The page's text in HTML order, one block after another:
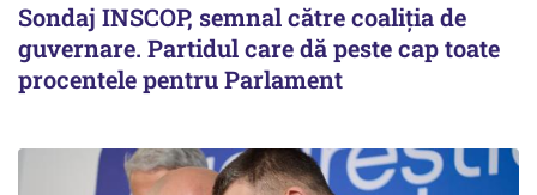
Sondaj INSCOP, semnal către coaliția de
guvernare. Partidul care dă peste cap toate
procentele pentru Parlament